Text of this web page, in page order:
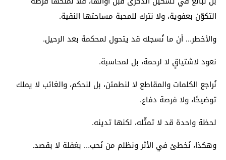
التكوّن بعفوية، ولا نترك للمحبة مساحتها النقية.
والأخطر… أن ما نُسجله قد يتحول لمحكمة بعد الرحيل.
نعود لاشتياقٍ لا لرحمة، بل لمحاسبة.
نُراجع الكلمات والمقاطع لا لنطمئن، بل لنحكم، والغائب لا يملك
توضيحًا، ولا فرصة دفاع.
لحظة واحدة قد لا تمثّله، لكنها تدينه.
وهكذا، نُخطئ في الأثر ونظلم من نُحب… بغفلة لا بقصد.